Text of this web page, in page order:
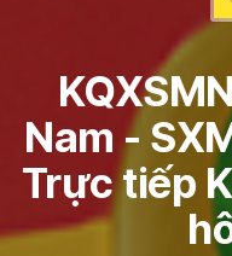
Nam -
Trực tiếp